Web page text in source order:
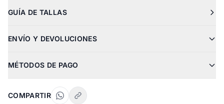
GUÍA DE TALLAS
ENVÍO Y DEVOLUCIONES
MÉTODOS DE PAGO
COMPARTIR